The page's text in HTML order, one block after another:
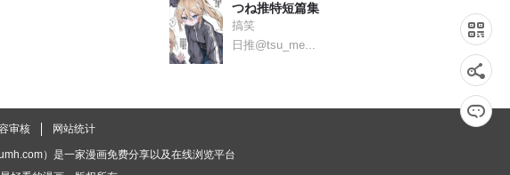
つね推特短篇集
搞笑
日推@tsu_me...
审核 网站统计
）是一家漫画免费分享以及在线浏览平台